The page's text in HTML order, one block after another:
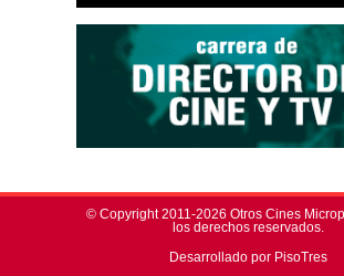
© Copyright 2011-2026 Otros Cines
los derechos reservados.
Desarrollado por PisoTres